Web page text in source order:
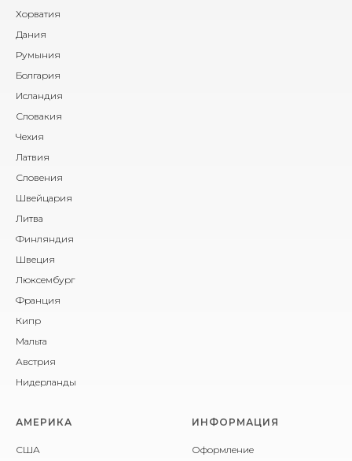
Хорватия
Дания
Румыния
Болгария
Исландия
Словакия
Чехия
Латвия
Словения
Швейцария
Литва
Финляндия
Швеция
Люксембург
Франция
Кипр
Мальта
Австрия
Нидерланды
АМЕРИКА
США
ИНФОРМАЦИЯ
Оформление